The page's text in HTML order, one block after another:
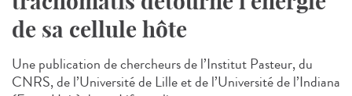
de sa cellule hôte
Une publication de chercheurs de l’Institut Pasteur, du
CNRS, de l’Université de Lille et de l’Université de l’Indiana